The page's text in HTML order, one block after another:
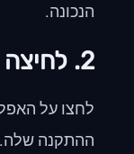
הנכונה.
2. לחיצה על האפליקציה
לחצו על
ההתקנה שלה.